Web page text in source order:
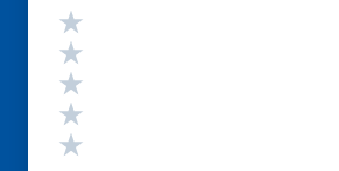
Valutazione